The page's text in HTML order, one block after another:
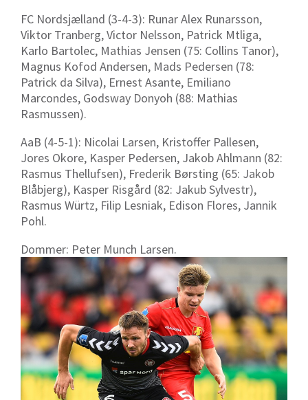
FC Nordsjælland (3-4-3): Runar Alex Runarsson,
Viktor Tranberg, Victor Nelsson, Patrick Mtliga,
Karlo Bartolec, Mathias Jensen (75: Collins Tanor),
Magnus Kofod Andersen, Mads Pedersen (78:
Patrick da Silva), Ernest Asante, Emiliano
Marcondes, Godsway Donyoh (88: Mathias
Rasmussen).
AaB (4-5-1): Nicolai Larsen, Kristoffer Pallesen,
Jores Okore, Kasper Pedersen, Jakob Ahlmann (82:
Rasmus Thellufsen), Frederik Børsting (65: Jakob
Blåbjerg), Kasper Risgård (82: Jakub Sylvestr),
Rasmus Würtz, Filip Lesniak, Edison Flores, Jannik
Pohl.
Dommer: Peter Munch Larsen.